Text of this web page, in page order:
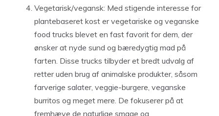
Vegetarisk/vegansk: Med stigende interesse for
plantebaseret kost er vegetariske og veganske
food trucks blevet en fast favorit for dem, der
ønsker at nyde sund og bæredygtig mad på
farten. Disse trucks tilbyder et bredt udvalg af
retter uden brug af animalske produkter, såsom
farverige salater, veggie-burgere, veganske
burritos og meget mere. De fokuserer på at
fremhæve de naturlige smage og